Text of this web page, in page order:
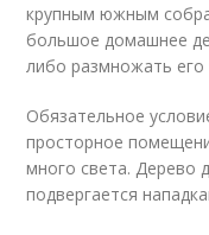
крупным южным
большое домашнее
либо размножать его
Обязательное
просторное
много света. Дерево
подвергается